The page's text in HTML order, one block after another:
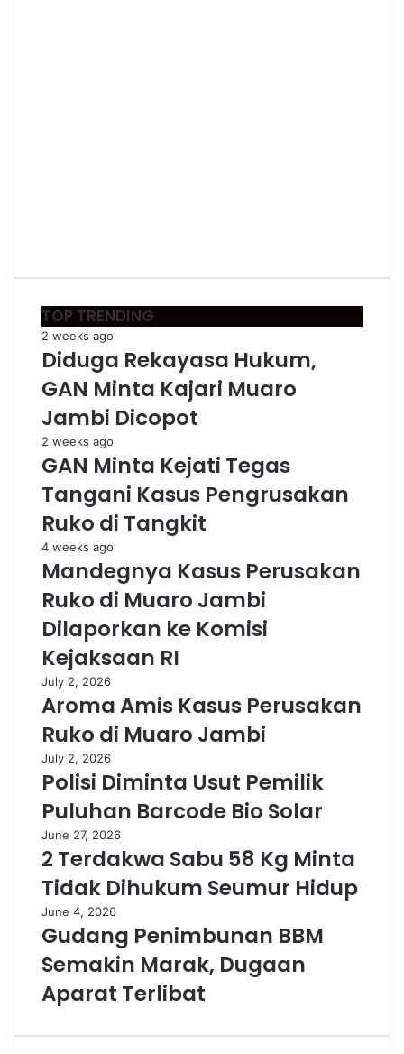
TOP TRENDING
2 weeks ago
Diduga Rekayasa Hukum,
GAN Minta Kajari Muaro
Jambi Dicopot
2 weeks ago
GAN Minta Kejati Tegas
Tangani Kasus Pengrusakan
Ruko di Tangkit
4 weeks ago
Mandegnya Kasus Perusakan
Ruko di Muaro Jambi
Dilaporkan ke Komisi
Kejaksaan RI
July 2, 2026
Aroma Amis Kasus Perusakan
Ruko di Muaro Jambi
July 2, 2026
Polisi Diminta Usut Pemilik
Puluhan Barcode Bio Solar
June 27, 2026
2 Terdakwa Sabu 58 Kg Minta
Tidak Dihukum Seumur Hidup
June 4, 2026
Gudang Penimbunan BBM
Semakin Marak, Dugaan
Aparat Terlibat